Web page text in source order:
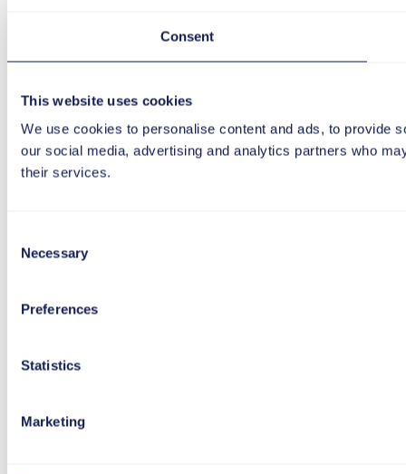
Consent
This website uses cookies
We use cookies to personalise content and ads, to provide
our social media, advertising and analytics partners who
their services.
Selection
Necessary
Preferences
Statistics
Marketing